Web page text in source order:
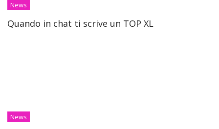
News
Quando in chat ti scrive un TOP XL
News